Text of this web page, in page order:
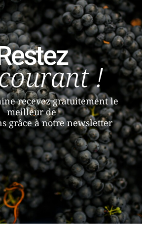
!
recevez gratuitement le
meilleur de
grâce à notre newsletter